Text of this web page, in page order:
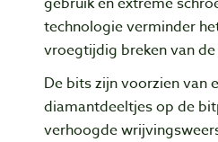
technologie verminder
vroegtijdig breken van
De bits zijn voorzien van
diamantdeeltjes op de
verhoogde